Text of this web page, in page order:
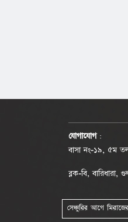
যোগাযোগ :
বাসা নং-১৯, ৫ম
ব্লক-বি, বারিধারা,
সেঞ্চুরির আগে